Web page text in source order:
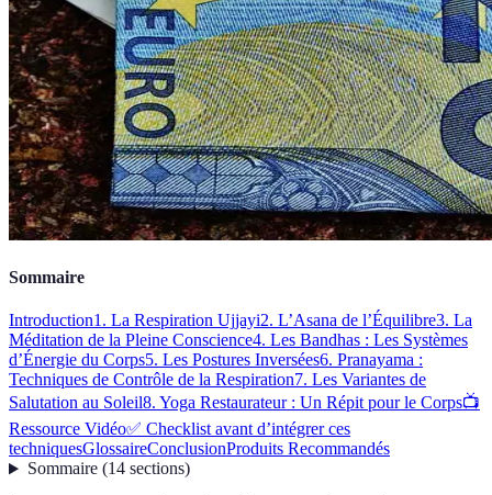
Sommaire
Introduction1. La Respiration Ujjayi2. L’Asana de l’Équilibre3. La
Méditation de la Pleine Conscience4. Les Bandhas : Les Systèmes
d’Énergie du Corps5. Les Postures Inversées6. Pranayama :
Techniques de Contrôle de la Respiration7. Les Variantes de
Salutation au Soleil8. Yoga Restaurateur : Un Répit pour le Corps📺
Ressource Vidéo✅ Checklist avant d’intégrer ces
techniquesGlossaireConclusionProduits Recommandés
Sommaire(14 sections)